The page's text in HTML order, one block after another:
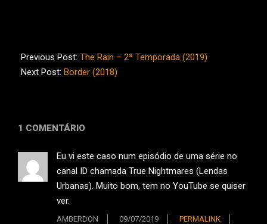
07-
08
Previous Post: The Rain – 2ª Temporada (2019)
Next Post: Border (2018)
1 COMENTÁRIO
Eu vi este caso num episódio de uma série no
canal ID chamada True Nightmares (Lendas
Urbanas). Muito bom, tem no YouTube se quiser
ver.
AMBERDON 09/07/2019
PERMALINK